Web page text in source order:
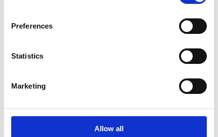
Preferences
Statistics
Marketing
Allow all
Source-to-Pay suite, il nostro global